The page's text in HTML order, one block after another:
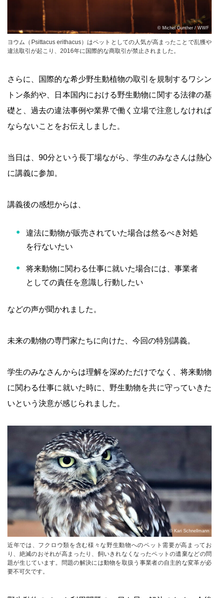
© Michel Gunther / WWF
ヨウム（Psittacus erithacus）はペットとしての人気が高まったことで乱獲や
違法取引が起こり、2016年に国際的な商取引が禁止されました。
さらに、国際的な希少野生動植物の取引を規制するワシン
トン条約や、日本国内における野生動物に関する法律の基
礎と、過去の違法事例や業界で働く立場で注意しなければ
ならないことをお伝えしました。
当日は、90分という長丁場ながら、学生のみなさんは熱心
に講義に参加。
講義後の感想からは、
違法に動物が販売されていた場合は然るべき対処
を行ないたい
将来動物に関わる仕事に就いた場合には、事業者
としての責任を意識し行動したい
などの声が聞かれました。
未来の動物の専門家たちに向けた、今回の特別講義。
学生のみなさんからは理解を深めただけでなく、将来動物
に関わる仕事に就いた時に、野生動物を共に守っていきた
いという決意が感じられました。
© Kari Schnellmann
近年では、フクロウ類を含む様々な野生動物へのペット需要が高まってお
り、絶滅のおそれが高まったり、飼いきれなくなったペットの遺棄などの問
題が生じています。問題の解決には動物を取扱う事業者の自主的な変革が必
要不可欠です。